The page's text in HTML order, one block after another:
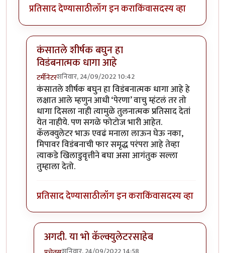
प्रतिसाद देण्यासाठीलॉग इन कराकिंवासदस्य व्हा
कंसातले शीर्षक बघुन हा
विडंबनात्मक धागा आहे
टर्मीनेटरशनिवार, 24/09/2022 10:42
In reply toहा धागा म्हणजे कॅलक्युलेटरbyप्रचेतस
कंसातले शीर्षक बघुन हा विडंबनात्मक धागा आहे हे
लक्षात आले म्हणुन आधी ‘पेरणा’ वाचु म्हंटलं तर तो
धागा दिसला नाही त्यामुळे तुलनात्मक प्रतिसाद देतां
येत नाहीये. पण सगळे फोटोज भारी आहेत.
कॅलक्युलेटर भाऊ एवढं मनाला लाऊन घेऊ नका,
मिपावर विडंबनाची फार समृद्ध परंपरा आहे तेव्हा
त्याकडे खिलाडुवृत्तीने बघा असा आगंतुक सल्ला
तुम्हाला देतो.
प्रतिसाद देण्यासाठीलॉग इन कराकिंवासदस्य व्हा
अगदी. या भो कॅल्क्युलेटरसाहेब